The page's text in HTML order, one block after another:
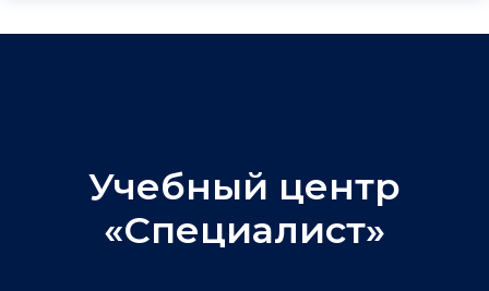
Учебный центр
«Специалист»